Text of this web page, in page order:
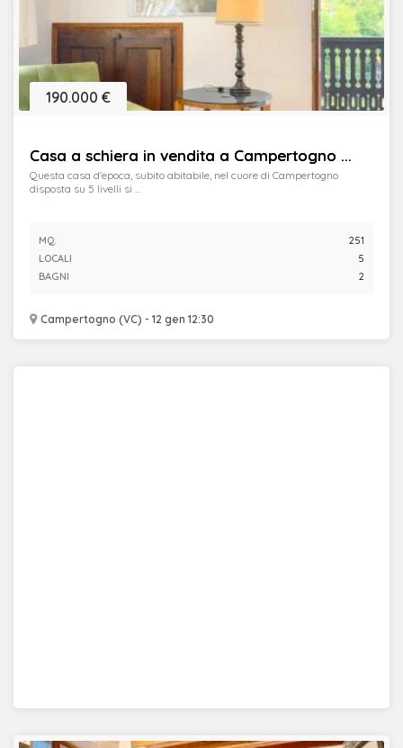
Casa a schiera in vendita a Campertogno ...
Campertogno (VC) - 12 gen 12:30
190.000 €
Questa casa d'epoca, subito abitabile, nel cuore di Campertogno
disposta su 5 livelli si ...
MQ.
251
LOCALI
5
BAGNI
2